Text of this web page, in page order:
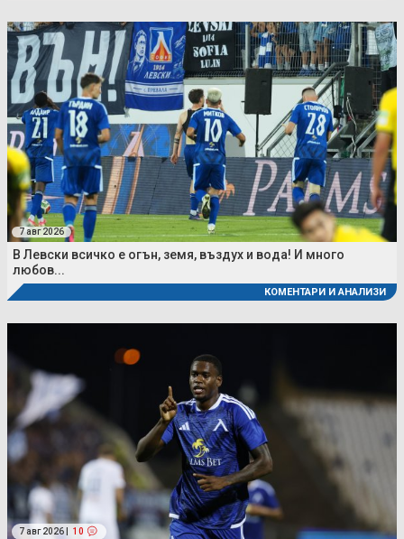
7 авг 2026
В Левски всичко е огън, земя, въздух и вода! И много
любов...
КОМЕНТАРИ И АНАЛИЗИ
7 авг 2026 | 10